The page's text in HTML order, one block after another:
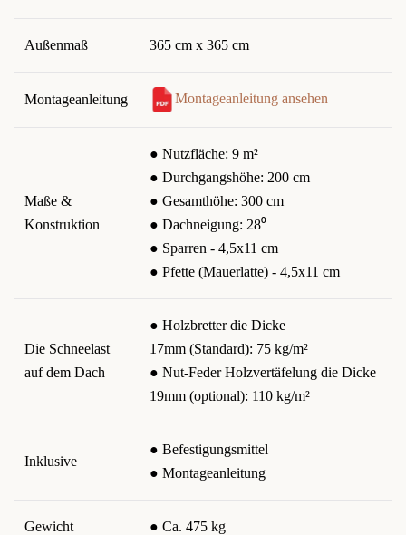
Außenmaß 365 cm x 365 cm
Montageanleitung Montageanleitung ansehen
Maße &
Konstruktion
● Nutzfläche: 9 m²
● Durchgangshöhe: 200 cm
● Gesamthöhe: 300 cm
● Dachneigung: 28⁰
● Sparren - 4,5x11 cm
● Pfette (Mauerlatte) - 4,5x11 cm
Die Schneelast
auf dem Dach
● Holzbretter die Dicke
17mm (Standard): 75 kg/m²
● Nut-Feder Holzvertäfelung die Dicke
19mm (optional): 110 kg/m²
Inklusive
● Befestigungsmittel
● Montageanleitung
Gewicht ● Ca. 475 kg